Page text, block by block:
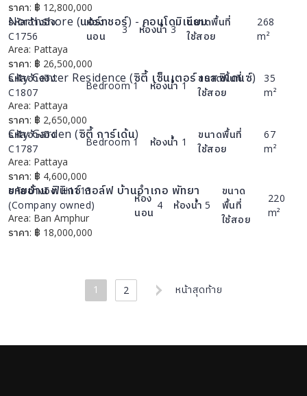
ราคา: ฿ 12,800,000
รหัสอ้างอิง:
C1756
ห้อง
นอน
3 ห้องน้ำ 3
ขนาดพื้นที่
ใช้สอย
268
m²
Northshore (นอร์ทชอร์) - คอนโดมิเนียม
Area: Pattaya
ราคา: ฿ 26,500,000
รหัสอ้างอิง:
C1807
Bedroom 1 ห้องน้ำ 1
ขนาดพื้นที่
ใช้สอย
35
m²
City Center Residence (ซิตี้ เซ็นเตอร์ เรสซิเดนซ์)
Area: Pattaya
ราคา: ฿ 2,650,000
รหัสอ้างอิง:
C1787
Bedroom 1 ห้องน้ำ 1
ขนาดพื้นที่
ใช้สอย
67
m²
City Garden (ซิตี้ การ์เด้น)
Area: Pattaya
ราคา: ฿ 4,600,000
รหัสอ้างอิง: H1113
(Company owned)
ห้อง
นอน
4 ห้องน้ำ 5
ขนาด
พื้นที่
ใช้สอย
220
m²
ขายบ้าน ฟินิกซ์ กอล์ฟ บ้านอำเภอ พัทยา
Area: Ban Amphur
ราคา: ฿ 18,000,000
รายละเอียด
1 2 หน้าสุดท้าย